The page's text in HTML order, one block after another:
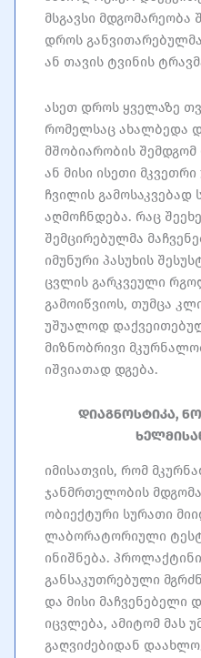
მსგავსი
დროს
ან თავის ტვინის
ასეთ დროს ყველაზე
რომელსაც ახალბედა
მშობიარობის
ან მისი ისეთი
ჩვილის გამოსაკვებად
აღმოჩნდება. რაც
შემცირებულმა
იმუნური პასუხის
ცვლის გარკვეული
გამოიწვიოს, თუმცა
უშუალოდ
მიზნობრივი
იშვიათად დგება.
დიაგნოსტიკა,
იმისათვის, რომ
ჯანმრთელობის
ობიექტური სურათი
ლაბორატორიული
ინიშნება.
განსაკუთრებული
და მისი მაჩვენებელი
იცვლება, ამიტომ მას
გაღვიძებიდან